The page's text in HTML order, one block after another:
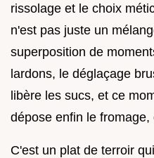
rissolage et le choix
n'est pas juste un
superposition de
lardons, le déglaçage
libère les sucs, et ce
dépose enfin le
C'est un plat de terroir